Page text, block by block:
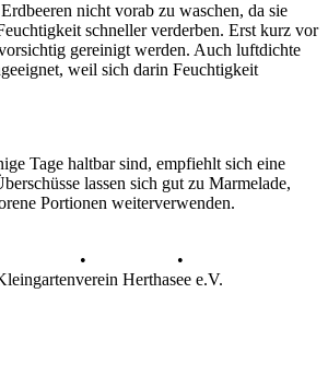
nicht vorab zu waschen, da sie
schneller verderben. Erst kurz vor
gereinigt werden. Auch luftdichte
weil sich darin Feuchtigkeit
Tage haltbar sind, empfiehlt sich eine
lassen sich gut zu Marmelade,
Portionen weiterverwenden.
•
•
Herthasee e.V.